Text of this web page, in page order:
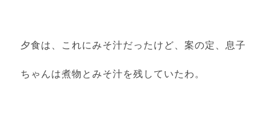
夕食は、これにみそ汁だったけど、案の定、息子
ちゃんは煮物とみそ汁を残していたわ。